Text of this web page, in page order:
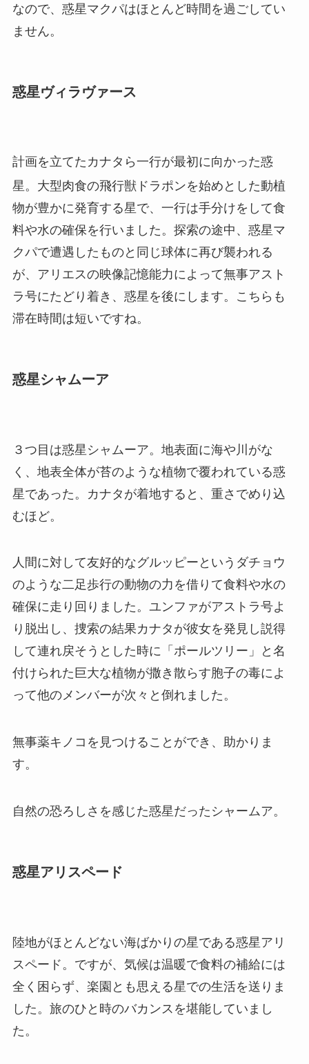
なので、惑星マクパはほとんど時間を過ごしてい
ません。
惑星ヴィラヴァース
計画を立てたカナタら一行が最初に向かった惑
星。大型肉食の飛行獣ドラポンを始めとした動植
物が豊かに発育する星で、一行は手分けをして食
料や水の確保を行いました。探索の途中、惑星マ
クパで遭遇したものと同じ球体に再び襲われる
が、アリエスの映像記憶能力によって無事アスト
ラ号にたどり着き、惑星を後にします。こちらも
滞在時間は短いですね。
惑星シャムーア
３つ目は惑星シャムーア。地表面に海や川がな
く、地表全体が苔のような植物で覆われている惑
星であった。カナタが着地すると、重さでめり込
むほど。
人間に対して友好的なグルッピーというダチョウ
のような二足歩行の動物の力を借りて食料や水の
確保に走り回りました。ユンファがアストラ号よ
り脱出し、捜索の結果カナタが彼女を発見し説得
して連れ戻そうとした時に「ポールツリー」と名
付けられた巨大な植物が撒き散らす胞子の毒によ
って他のメンバーが次々と倒れました。
無事薬キノコを見つけることができ、助かりま
す。
自然の恐ろしさを感じた惑星だったシャームア。
惑星アリスペード
陸地がほとんどない海ばかりの星である惑星アリ
スペード。ですが、気候は温暖で食料の補給には
全く困らず、楽園とも思える星での生活を送りま
した。旅のひと時のバカンスを堪能していまし
た。